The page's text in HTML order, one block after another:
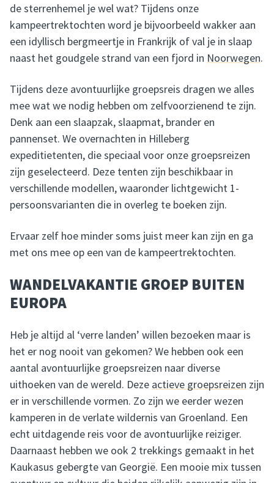
de sterrenhemel je wel wat? Tijdens onze
kampeertrektochten word je bijvoorbeeld wakker aan
een idyllisch bergmeertje in Frankrijk of val je in slaap
naast het goudgele strand van een fjord in Noorwegen.
Tijdens deze avontuurlijke groepsreis dragen we alles
mee wat we nodig hebben om zelfvoorzienend te zijn.
Denk aan een slaapzak, slaapmat, brander en
pannenset. We overnachten in Hilleberg
expeditietenten, die speciaal voor onze groepsreizen
zijn geselecteerd. Deze tenten zijn beschikbaar in
verschillende modellen, waaronder lichtgewicht 1-
persoonsvarianten die in overleg te boeken zijn.
Ervaar zelf hoe minder soms juist meer kan zijn en ga
met ons mee op een van de kampeertrektochten.
WANDELVAKANTIE GROEP BUITEN
EUROPA
Heb je altijd al ‘verre landen’ willen bezoeken maar is
het er nog nooit van gekomen? We hebben ook een
aantal avontuurlijke groepsreizen naar diverse
uithoeken van de wereld. Deze actieve groepsreizen zijn
er in verschillende vormen. Zo zijn we eerder wezen
kamperen in de verlate wildernis van Groenland. Een
echt uitdagende reis voor de avontuurlijke reiziger.
Daarnaast hebben we ook 2 trekkings gemaakt in het
Kaukasus gebergte van Georgië. Een mooie mix tussen